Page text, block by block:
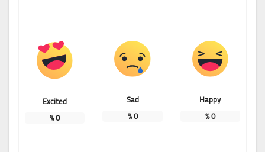
Happy
0
%
Sad
0
%
Excited
0
%